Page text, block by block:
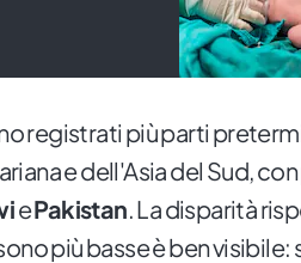
registrati più parti
e dell'Asia del Sud,
ePakistan. La disparità
più basse è ben visibile: